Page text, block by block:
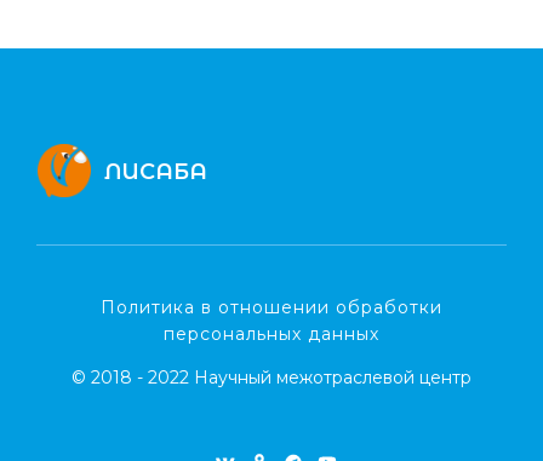
ЛИСАБА
Политика в отношении обработки
персональных данных
© 2018 - 2022 Научный межотраслевой центр